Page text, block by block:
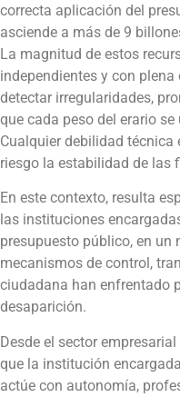
correcta aplicación del
asciende a más de 9
La magnitud de estos
independientes y con
detectar irregularidades,
que cada peso del erario
Cualquier debilidad
riesgo la estabilidad de las
En este contexto, resulta
las instituciones
presupuesto público, en un
mecanismos de control,
ciudadana han enfrentado
desaparición.
Desde el sector
que la institución
actúe con autonomía,